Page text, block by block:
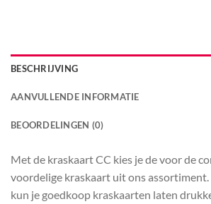
BESCHRIJVING
AANVULLENDE INFORMATIE
BEOORDELINGEN (0)
Met de kraskaart CC kies je de voor de
voordelige kraskaart uit ons
kun je goedkoop kraskaarten laten